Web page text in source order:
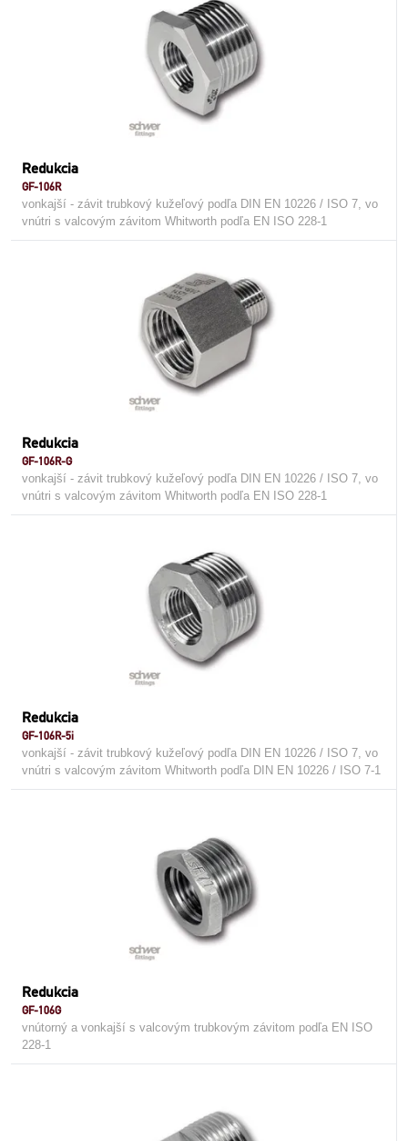
Redukcia
GF-106R
vonkajší - závit trubkový kužeľový podľa DIN EN 10226 / ISO 7, vo
vnútri s valcovým závitom Whitworth podľa EN ISO 228-1
Redukcia
GF-106R-G
vonkajší - závit trubkový kužeľový podľa DIN EN 10226 / ISO 7, vo
vnútri s valcovým závitom Whitworth podľa EN ISO 228-1
Redukcia
GF-106R-5i
vonkajší - závit trubkový kužeľový podľa DIN EN 10226 / ISO 7, vo
vnútri s valcovým závitom Whitworth podľa DIN EN 10226 / ISO 7-1
Redukcia
GF-106G
vnútorný a vonkajší s valcovým trubkovým závitom podľa EN ISO
228-1